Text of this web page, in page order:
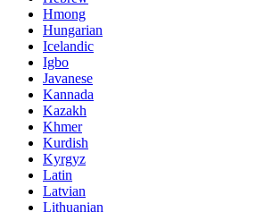
Hmong
Hungarian
Icelandic
Igbo
Javanese
Kannada
Kazakh
Khmer
Kurdish
Kyrgyz
Latin
Latvian
Lithuanian